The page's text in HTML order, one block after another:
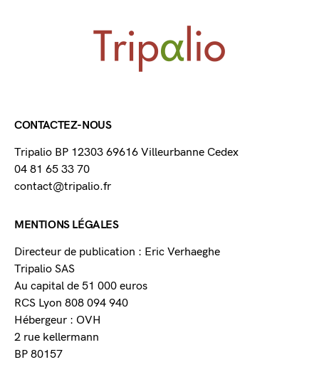
CONTACTEZ-NOUS
Tripalio BP 12303 69616 Villeurbanne Cedex
04 81 65 33 70
contact@tripalio.fr
MENTIONS LÉGALES
Directeur de publication : Eric Verhaeghe
Tripalio SAS
Au capital de 51 000 euros
RCS Lyon 808 094 940
Hébergeur : OVH
2 rue kellermann
BP 80157